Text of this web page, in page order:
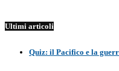
Ultimi articoli
Quiz: il Pacifico e la